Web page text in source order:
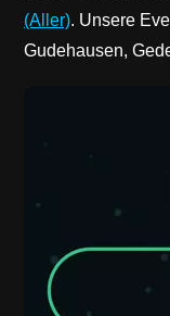
(Aller). Unsere
Gudehausen,